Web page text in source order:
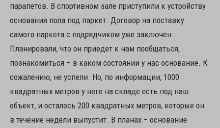
парапетов. В спортивном зале приступили к устройству
основания пола под паркет. Договор на поставку
самого паркета с подрядчиком уже заключен.
Планировали, что он приедет к нам пообщаться,
познакомиться – в каком состоянии у нас основание. К
сожалению, не успели. Но, по информации, 1000
квадратных метров у него на складе есть под наш
объект, и осталось 200 квадратных метров, которые он
в течение недели выпустит. В планах – основание